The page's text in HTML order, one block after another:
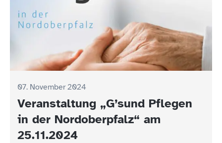
07. November 2024
Veranstaltung „G’sund Pflegen
in der Nordoberpfalz“ am
25.11.2024